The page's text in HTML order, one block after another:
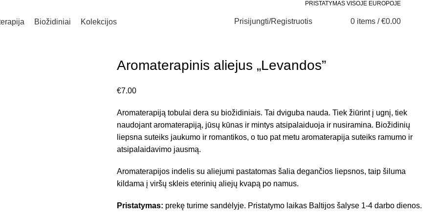
PRISTATYMAS VISOJE EUROPOJE
Biožidiniai Kolekcijos Prisijungti/Registruotis 0 items / €0.00
Aromaterapinis aliejus „Levandos”
€7.00
Aromaterapiją tobulai dera su biožidiniais. Tai dviguba nauda. Tiek žiūrint į ugnį, tiek
naudojant aromaterapiją, jūsų kūnas ir mintys atsipalaiduoja ir nusiramina. Biožidinių
liepsna suteiks jaukumo ir romantikos, o tuo pat metu aromaterapija suteiks ramumo ir
atsipalaidavimo jausmą.
Aromaterapijos indelis su aliejumi pastatomas šalia degančios liepsnos, taip šiluma
kildama į viršų skleis eterinių aliejų kvapą po namus.
Pristatymas: prekę turime sandėlyje. Pristatymo laikas Baltijos šalyse 1-4 darbo dienos.